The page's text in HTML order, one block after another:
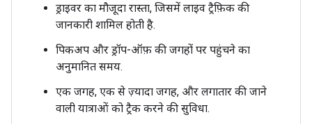
ड्राइवर का मौजूदा रास्ता, जिसमें लाइव ट्रैफ़िक की
जानकारी शामिल होती है.
पिकअप और ड्रॉप-ऑफ़ की जगहों पर पहुंचने का
अनुमानित समय.
एक जगह, एक से ज़्यादा जगह, और लगातार की जाने
वाली यात्राओं को ट्रैक करने की सुविधा.